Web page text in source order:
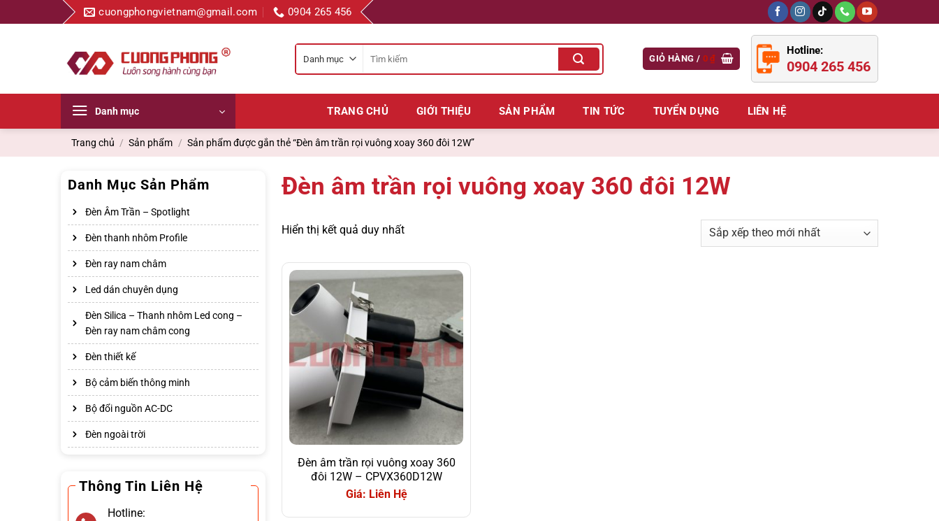
qua
cuongphongvietnam@gmail.com 0904 265 456
kiếm
cho:
GIỎ HÀNG / 0₫
Hotline:
0904 265 456
Danh mục TRANG CHỦ GIỚI THIỆU SẢN PHẨM TIN TỨC TUYỂN DỤNG LIÊN HỆ
Trang chủ / Sản phẩm / Sản phẩm được gắn thẻ “Đèn âm trần rọi vuông xoay 360 đôi 12W”
Danh Mục Sản Phẩm
Đèn Âm Trần – Spotlight
Đèn thanh nhôm Profile
Đèn ray nam châm
Led dán chuyên dụng
Đèn Silica – Thanh nhôm Led cong –
Đèn ray nam châm cong
Đèn thiết kế
Bộ cảm biến thông minh
Bộ đổi nguồn AC-DC
Đèn ngoài trời
Thông Tin Liên Hệ
Hotline:
Đèn âm trần rọi vuông xoay 360 đôi 12W
Hiển thị kết quả duy nhất
Đèn âm trần rọi vuông xoay 360
đôi 12W – CPVX360D12W
Giá: Liên Hệ